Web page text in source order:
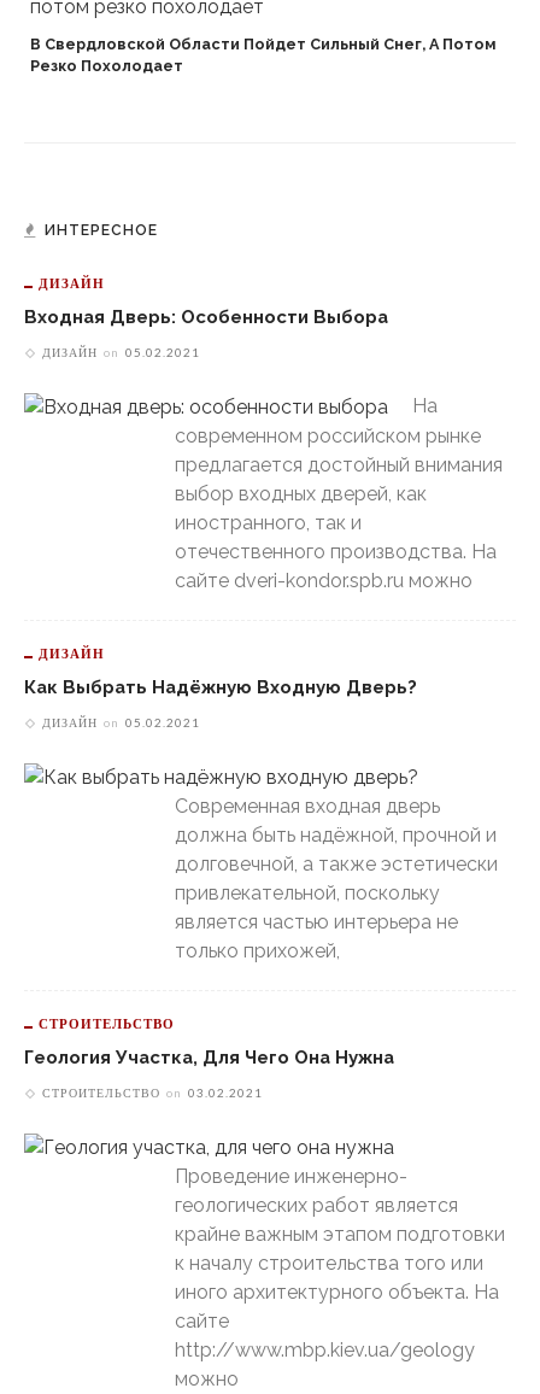
В Свердловской Области Пойдет Сильный Снег, А Потом
Резко Похолодает
ИНТЕРЕСНОЕ
ДИЗАЙН
Входная Дверь: Особенности Выбора
ДИЗАЙН on 05.02.2021
На
современном российском рынке
предлагается достойный внимания
выбор входных дверей, как
иностранного, так и
отечественного производства. На
сайте dveri-kondor.spb.ru можно
ДИЗАЙН
Как Выбрать Надёжную Входную Дверь?
ДИЗАЙН on 05.02.2021
Современная входная дверь
должна быть надёжной, прочной и
долговечной, а также эстетически
привлекательной, поскольку
является частью интерьера не
только прихожей,
СТРОИТЕЛЬСТВО
Геология Участка, Для Чего Она Нужна
СТРОИТЕЛЬСТВО on 03.02.2021
Проведение инженерно-
геологических работ является
крайне важным этапом подготовки
к началу строительства того или
иного архитектурного объекта. На
сайте
http://www.mbp.kiev.ua/geology
можно